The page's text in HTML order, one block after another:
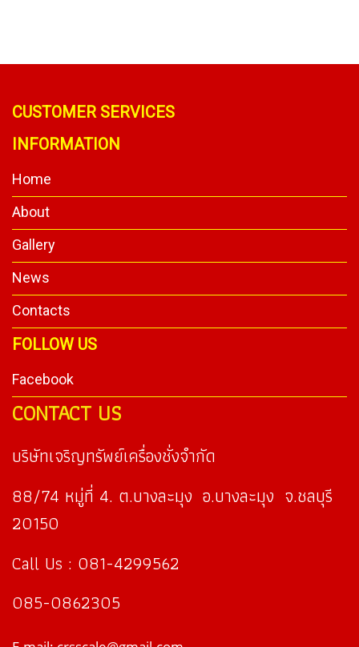
CUSTOMER SERVICES
INFORMATION
Home
About
Gallery
News
Contacts
FOLLOW US
Facebook
CONTACT US
บริษัทเจริญทรัพย์เครื่องชั่งจำกัด
88/74 หมู่ที่ 4. ต.บางละมุง อ.บางละมุง จ.ชลบุรี
20150
Call Us : 081-4299562
085-0862305